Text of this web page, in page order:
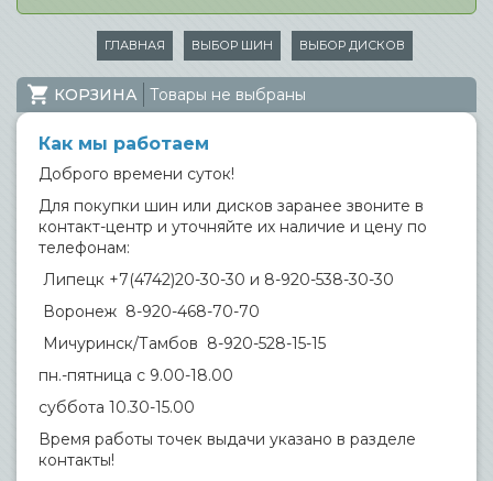
ГЛАВНАЯ ВЫБОР ШИН ВЫБОР ДИСКОВ
КОРЗИНА Товары не выбраны
Как мы работаем
Доброго времени суток!
Для покупки шин или дисков заранее звоните в
контакт-центр и уточняйте их наличие и цену по
телефонам:
Липецк +7(4742)20-30-30 и 8-920-538-30-30
Воронеж 8-920-468-70-70
Мичуринск/Тамбов 8-920-528-15-15
пн.-пятница с 9.00-18.00
суббота 10.30-15.00
Время работы точек выдачи указано в разделе
контакты!